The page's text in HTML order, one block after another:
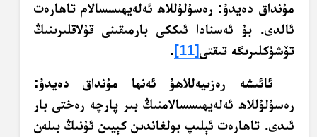
مۇنداق دەيدۇ: رەسۇلۇللاھ ئەلەيھىسسالام تاھارەت
ئالدى. بۇ ئەسنادا ئىككى بارمىقىنى قۇلاقلىرىنىڭ
تۆشۈكلىرىگە تىقتى[11]
.
ئائىشە رەزىيەللاھۇ ئەنھا مۇنداق دەيدۇ:
رەسۇلۇللاھ ئەلەيھىسسالامنىڭ بىر پارچە رەختى بار
ئىدى. تاھارەت ئېلىپ بولغاندىن كېيىن ئۇنىڭ بىلەن